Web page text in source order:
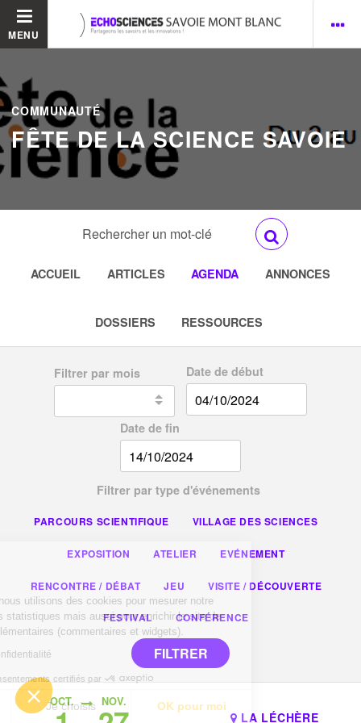
nous utilisons des cookies pour mesurer notre
des statistiques mais aussi pour enrichir le site de
supplémentaires (commentaires et widgets).
de confidentialité
Consentements certifiés par
Je choisis OK pour moi
MENU
COMMUNAUTÉ
FÊTE DE LA SCIENCE SAVOIE
ACCUEIL ARTICLES AGENDA ANNONCES
DOSSIERS RESSOURCES
Filtrer par mois Date de début
Date de fin
Filtrer par type d'événements
PARCOURS SCIENTIFIQUE VILLAGE DES SCIENCES
EXPOSITION ATELIER EVÉNEMENT
RENCONTRE / DÉBAT JEU VISITE / DÉCOUVERTE
FESTIVAL CONFÉRENCE
FILTRER
LA LÉCHÈRE
OCT. NOV.